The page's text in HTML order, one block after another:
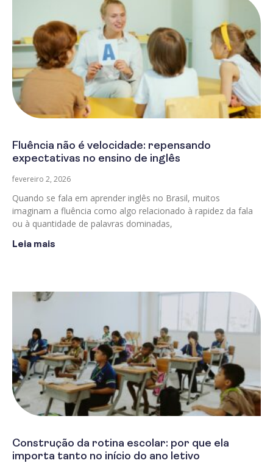
Fluência não é velocidade: repensando
expectativas no ensino de inglês
fevereiro 2, 2026
Quando se fala em aprender inglês no Brasil, muitos
imaginam a fluência como algo relacionado à rapidez da fala
ou à quantidade de palavras dominadas,
Leia mais
Construção da rotina escolar: por que ela
importa tanto no início do ano letivo